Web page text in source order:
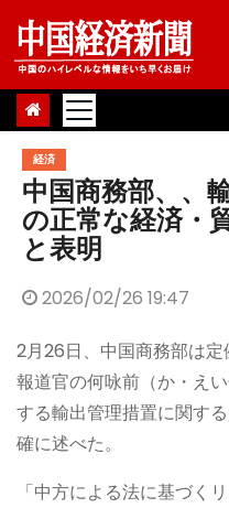
Skip
content
経済
中国商務部、、
の正常な経済・
と表明
2026/02/26 19:47
2月26日、中国商務部は
報道官の何咏前（か・え
する輸出管理措置に関す
確に述べた。
「中方による法に基づく